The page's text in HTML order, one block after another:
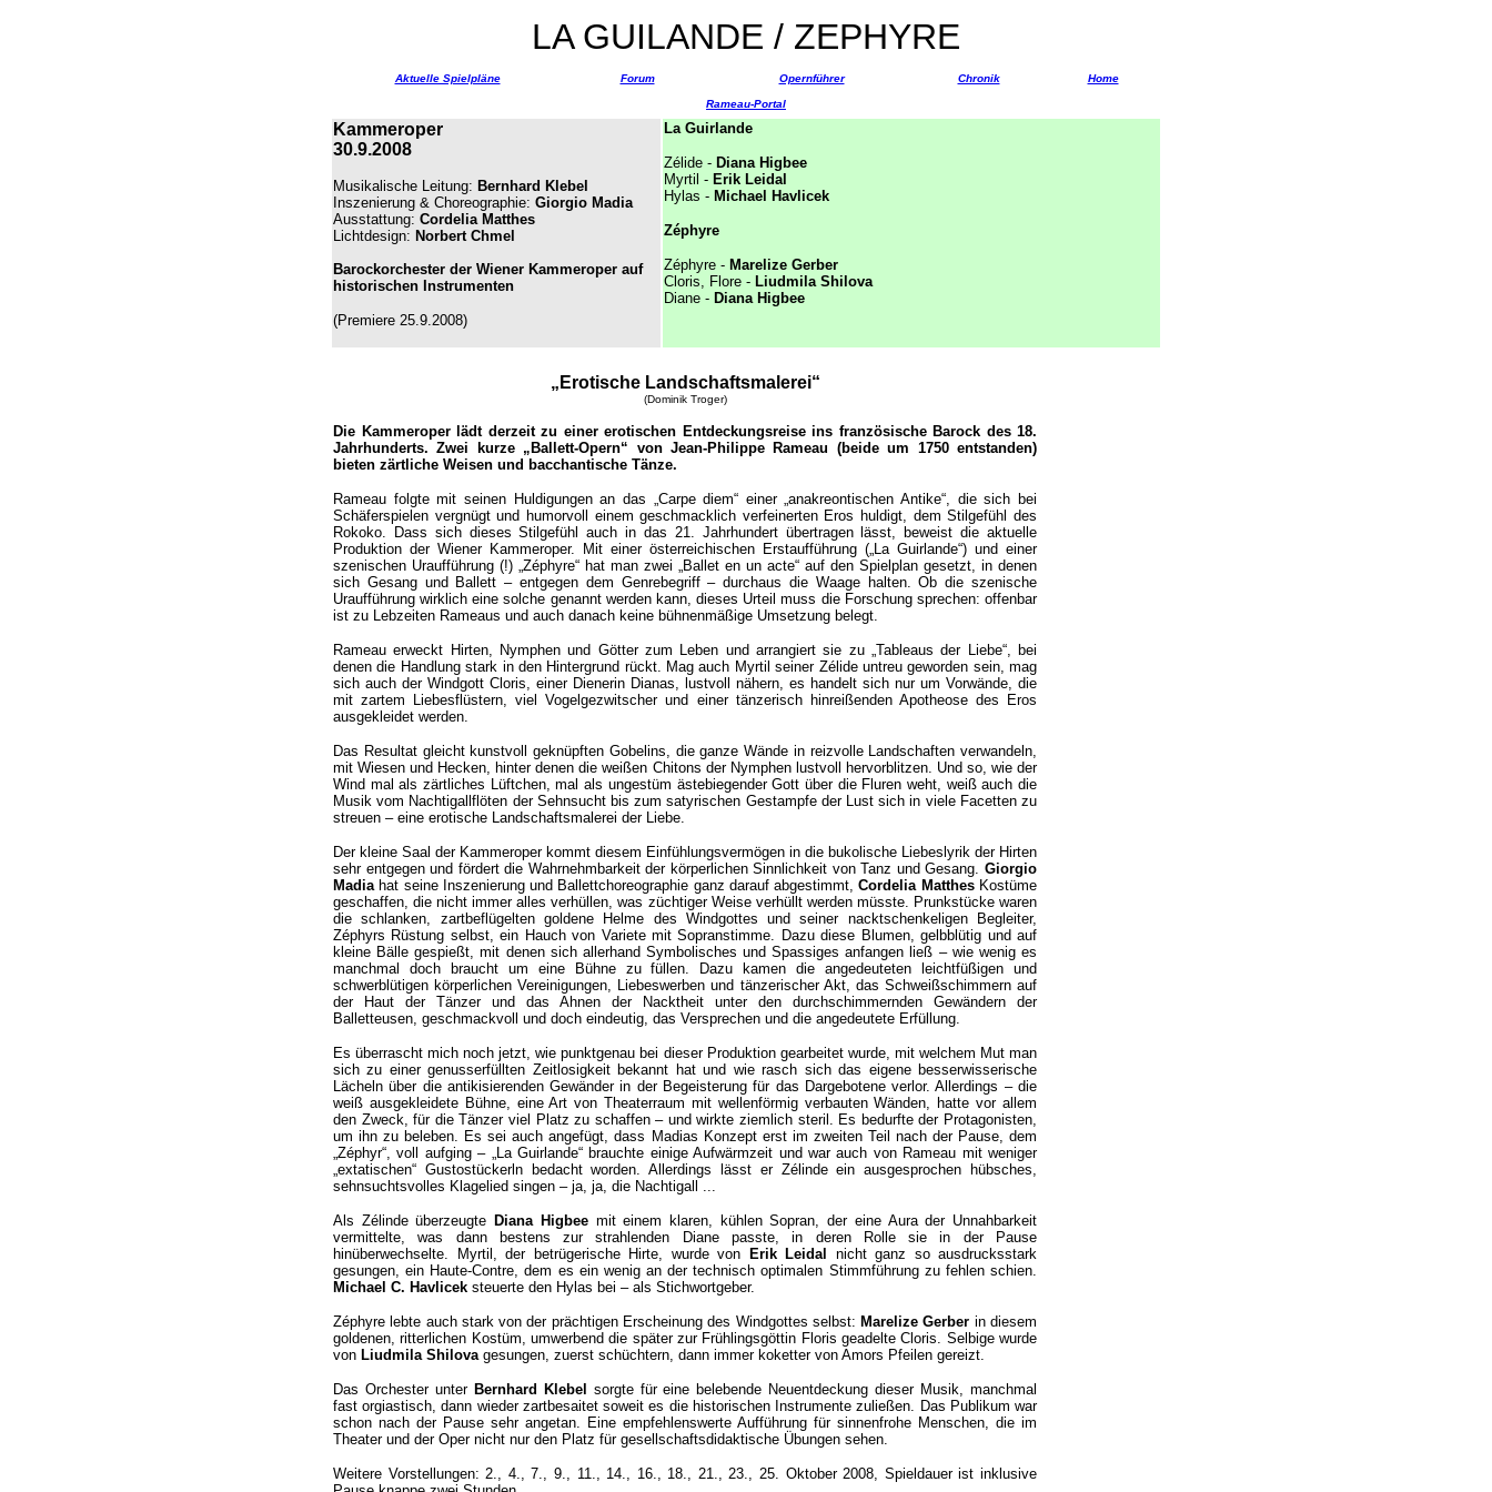
LA GUILANDE / ZEPHYRE
Aktuelle Spielpläne Forum Opernführer Chronik Home
Rameau-Portal
Kammeroper
30.9.2008
Musikalische Leitung: Bernhard Klebel
Inszenierung & Choreographie: Giorgio Madia
Ausstattung: Cordelia Matthes
Lichtdesign: Norbert Chmel
Barockorchester der Wiener Kammeroper auf
historischen Instrumenten
(Premiere 25.9.2008)
La Guirlande
Zélide - Diana Higbee
Myrtil - Erik Leidal
Hylas - Michael Havlicek
Zéphyre
Zéphyre - Marelize Gerber
Cloris, Flore - Liudmila Shilova
Diane - Diana Higbee
„ Erotische Landschaftsmalerei“
(Dominik Troger)
Die Kammeroper lädt derzeit zu einer erotischen Entdeckungsreise ins französische Barock des 18.
Jahrhunderts. Zwei kurze „Ballett-Opern“ von Jean-Philippe Rameau (beide um 1750 entstanden)
bieten zärtliche Weisen und bacchantische Tänze.
Rameau folgte mit seinen Huldigungen an das „Carpe diem“ einer „anakreontischen Antike“, die sich bei
Schäferspielen vergnügt und humorvoll einem geschmacklich verfeinerten Eros huldigt, dem Stilgefühl des
Rokoko. Dass sich dieses Stilgefühl auch in das 21. Jahrhundert übertragen lässt, beweist die aktuelle
Produktion der Wiener Kammeroper. Mit einer österreichischen Erstaufführung („La Guirlande“) und einer
szenischen Uraufführung (!) „Zéphyre“ hat man zwei „Ballet en un acte“ auf den Spielplan gesetzt, in denen
sich Gesang und Ballett – entgegen dem Genrebegriff – durchaus die Waage halten. Ob die szenische
Uraufführung wirklich eine solche genannt werden kann, dieses Urteil muss die Forschung sprechen: offenbar
ist zu Lebzeiten Rameaus und auch danach keine bühnenmäßige Umsetzung belegt.
Rameau erweckt Hirten, Nymphen und Götter zum Leben und arrangiert sie zu „Tableaus der Liebe“, bei
denen die Handlung stark in den Hintergrund rückt. Mag auch Myrtil seiner Zélide untreu geworden sein, mag
sich auch der Windgott Cloris, einer Dienerin Dianas, lustvoll nähern, es handelt sich nur um Vorwände, die
mit zartem Liebesflüstern, viel Vogelgezwitscher und einer tänzerisch hinreißenden Apotheose des Eros
ausgekleidet werden.
Das Resultat gleicht kunstvoll geknüpften Gobelins, die ganze Wände in reizvolle Landschaften verwandeln,
mit Wiesen und Hecken, hinter denen die weißen Chitons der Nymphen lustvoll hervorblitzen. Und so, wie der
Wind mal als zärtliches Lüftchen, mal als ungestüm ästebiegender Gott über die Fluren weht, weiß auch die
Musik vom Nachtigallflöten der Sehnsucht bis zum satyrischen Gestampfe der Lust sich in viele Facetten zu
streuen – eine erotische Landschaftsmalerei der Liebe.
Der kleine Saal der Kammeroper kommt diesem Einfühlungsvermögen in die bukolische Liebeslyrik der Hirten
sehr entgegen und fördert die Wahrnehmbarkeit der körperlichen Sinnlichkeit von Tanz und Gesang. Giorgio
Madiahat seine Inszenierung und Ballettchoreographie ganz darauf abgestimmt,Cordelia MatthesKostüme
geschaffen, die nicht immer alles verhüllen, was züchtiger Weise verhüllt werden müsste. Prunkstücke waren
die schlanken, zartbeflügelten goldene Helme des Windgottes und seiner nacktschenkeligen Begleiter,
Zéphyrs Rüstung selbst, ein Hauch von Variete mit Sopranstimme. Dazu diese Blumen, gelbblütig und auf
kleine Bälle gespießt, mit denen sich allerhand Symbolisches und Spassiges anfangen ließ – wie wenig es
manchmal doch braucht um eine Bühne zu füllen. Dazu kamen die angedeuteten leichtfüßigen und
schwerblütigen körperlichen Vereinigungen, Liebeswerben und tänzerischer Akt, das Schweißschimmern auf
der Haut der Tänzer und das Ahnen der Nacktheit unter den durchschimmernden Gewändern der
Balletteusen, geschmackvoll und doch eindeutig, das Versprechen und die angedeutete Erfüllung.
Es überrascht mich noch jetzt, wie punktgenau bei dieser Produktion gearbeitet wurde, mit welchem Mut man
sich zu einer genusserfüllten Zeitlosigkeit bekannt hat und wie rasch sich das eigene besserwisserische
Lächeln über die antikisierenden Gewänder in der Begeisterung für das Dargebotene verlor.Allerdings – die
weiß ausgekleidete Bühne, eine Art von Theaterraum mit wellenförmig verbauten Wänden, hatte vor allem
den Zweck, für die Tänzer viel Platz zu schaffen – und wirkte ziemlich steril. Es bedurfte der Protagonisten,
um ihn zu beleben. Es sei auch angefügt, dass Madias Konzept erst im zweiten Teil nach der Pause, dem
„Zéphyr“, voll aufging – „La Guirlande“ brauchte einige Aufwärmzeit und war auch von Rameau mit weniger
„extatischen“ Gustostückerln bedacht worden. Allerdings lässt er Zélinde ein ausgesprochen hübsches,
sehnsuchtsvolles Klagelied singen – ja, ja, die Nachtigall ...
Als Zélinde überzeugte Diana Higbee mit einem klaren, kühlen Sopran, der eine Aura der Unnahbarkeit
vermittelte, was dann bestens zur strahlenden Diane passte, in deren Rolle sie in der Pause
hinüberwechselte. Myrtil, der betrügerische Hirte, wurde von
Erik Leidal
nicht ganz so ausdrucksstark
gesungen, ein Haute-Contre, dem es ein wenig an der technisch optimalen Stimmführung zu fehlen schien.
Michael C. Havlicek steuerte den Hylas bei – als Stichwortgeber.
Zéphyre lebte auch stark von der prächtigen Erscheinung des Windgottes selbst: Marelize Gerber in diesem
goldenen, ritterlichen Kostüm, umwerbend die später zur Frühlingsgöttin Floris geadelte Cloris. Selbige wurde
von Liudmila Shilovagesungen, zuerst schüchtern, dann immer koketter von Amors Pfeilen gereizt.
Das Orchester unter Bernhard Klebel
sorgte für eine belebende Neuentdeckung dieser Musik, manchmal
fast orgiastisch, dann wieder zartbesaitet soweit es die historischen Instrumente zuließen. Das Publikum war
schon nach der Pause sehr angetan. Eine empfehlenswerte Aufführung für sinnenfrohe Menschen, die im
Theater und der Oper nicht nur den Platz für gesellschaftsdidaktische Übungen sehen.
Weitere Vorstellungen: 2., 4., 7., 9., 11., 14., 16., 18., 21., 23., 25. Oktober 2008, Spieldauer ist inklusive